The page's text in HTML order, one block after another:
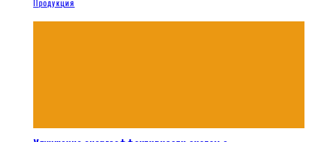
Продукция